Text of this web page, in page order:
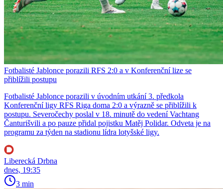
Fotbalisté Jablonce porazili RFS 2:0 a v Konferenční lize se
přiblížili postupu
Fotbalisté Jablonce porazili v úvodním utkání 3. předkola
Konferenční ligy RFS Riga doma 2:0 a výrazně se přiblížili k
postupu. Severočechy poslal v 18. minutě do vedení Vachtang
Čanturišvili a po pauze přidal pojistku Matěj Polidar. Odveta je na
programu za týden na stadionu lídra lotyšské ligy.
Liberecká Drbna
dnes, 19:35
3 min